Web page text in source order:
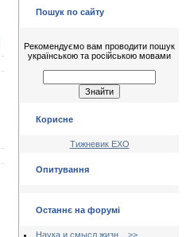
Пошук по сайту
Рекомендуємо вам проводити пошук
українською та російською мовами
Корисне
Тижневик ЕХО
Опитування
Останнє на форумі
Наука и смысл жизн...
>>